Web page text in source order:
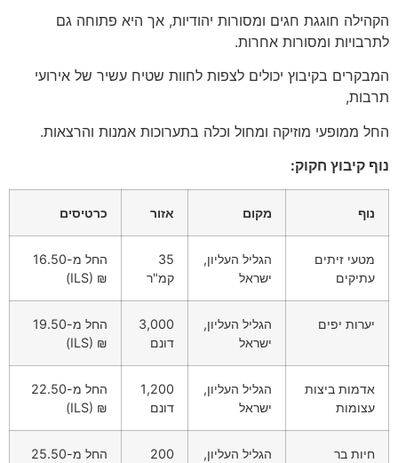
הקהילה חוגגת חגים ומסורות יהודיות, אך היא פתוחה גם
לתרבויות ומסורות אחרות.
המבקרים בקיבוץ יכולים לצפות לחוות שטיח עשיר של אירועי
תרבות,
החל ממופעי מוזיקה ומחול וכלה בתערוכות אמנות והרצאות.
נוף קיבוץ חקוק:
נוף מקום אזור כרטיסים
מטעי זיתים
עתיקים
הגליל העליון,
ישראל
35
קמ"ר
החל מ-16.50
₪ (ILS)
יערות יפים
הגליל העליון,
ישראל
3,000
דונם
החל מ-19.50
₪ (ILS)
אדמות ביצות
עצומות
הגליל העליון,
ישראל
1,200
דונם
החל מ-22.50
₪ (ILS)
חיות בר
הגליל העליון,
200
החל מ-25.50